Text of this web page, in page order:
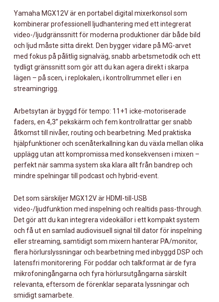
Yamaha MGX12V är en portabel digital mixerkonsol som
kombinerar professionell ljudhantering med ett integrerat
video-/ljudgränssnitt för moderna produktioner där både bild
och ljud måste sitta direkt. Den bygger vidare på MG-arvet
med fokus på pålitlig signalväg, snabb arbetsmetodik och ett
tydligt gränssnitt som gör att du kan agera direkt i skarpa
lägen – på scen, i replokalen, i kontrollrummet eller i en
streamingrigg.
Arbetsytan är byggd för tempo: 11+1 icke-motoriserade
faders, en 4,3” pekskärm och fem kontrollrattar ger snabb
åtkomst till nivåer, routing och bearbetning. Med praktiska
hjälpfunktioner och scenåterkallning kan du växla mellan olika
upplägg utan att kompromissa med konsekvensen i mixen –
perfekt när samma system ska klara allt från bandrep och
mindre spelningar till podcast och hybrid-event.
Det som särskiljer MGX12V är HDMI-till-USB
video-/ljudfunktion med inspelning och realtids pass-through.
Det gör att du kan integrera videokällor i ett kompakt system
och få ut en samlad audiovisuell signal till dator för inspelning
eller streaming, samtidigt som mixern hanterar PA/monitor,
flera hörlurslyssningar och bearbetning med inbyggd DSP och
latensfri monitorering. För poddar och talkformat är de fyra
mikrofoningångarna och fyra hörlursutgångarna särskilt
relevanta, eftersom de förenklar separata lyssningar och
smidigt samarbete.